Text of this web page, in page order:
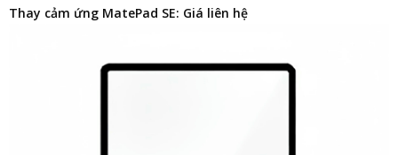
Thay cảm ứng MatePad SE: Giá liên hệ